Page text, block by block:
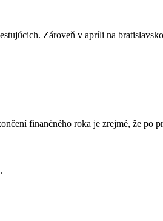
Zároveň v apríli na
finančného roka je zrejmé, že po